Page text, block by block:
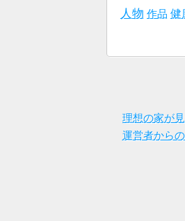
人物 作品 健
理想の家が
運営者から